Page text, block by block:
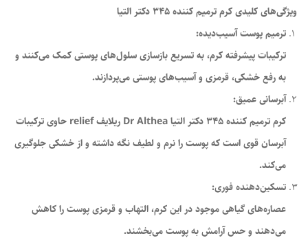
ویژگی‌های کلیدی کرم ترمیم کننده 345 دکتر التیا
ترمیم پوست آسیب‌دیده:
ترکیبات پیشرفته کرم، به تسریع بازسازی سلول‌های پوستی کمک می‌کنند و
به رفع خشکی، قرمزی و آسیب‌های پوستی می‌پردازند.
آبرسانی عمیق:
کرم ترمیم کننده 345 دکتر التیا Dr Althea ریلایف relief حاوی ترکیبات
آبرسان قوی است که پوست را نرم و لطیف نگه داشته و از خشکی جلوگیری
می‌کند.
تسکین‌دهنده فوری:
عصاره‌های گیاهی موجود در این کرم، التهاب و قرمزی پوست را کاهش
می‌دهند و حس آرامش به پوست می‌بخشند.